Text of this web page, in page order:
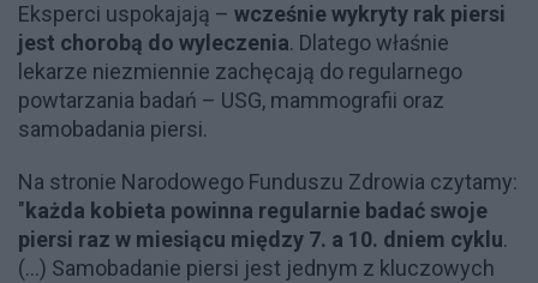
Eksperci uspokajają – wcześnie wykryty rak piersi
jest chorobą do wyleczenia. Dlatego właśnie
lekarze niezmiennie zachęcają do regularnego
powtarzania badań – USG, mammografii oraz
samobadania piersi.
Na stronie Narodowego Funduszu Zdrowia czytamy:
"każda kobieta powinna regularnie badać swoje
piersi raz w miesiącu między 7. a 10. dniem cyklu.
(...) Samobadanie piersi jest jednym z kluczowych